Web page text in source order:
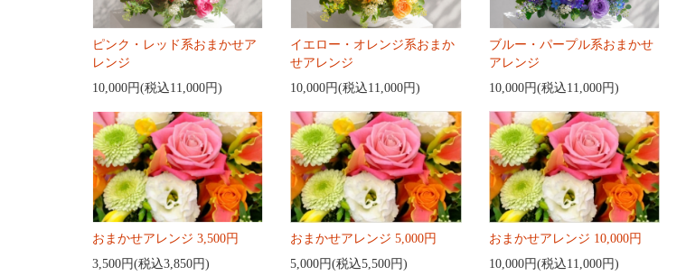
ピンク・レッド系おまかせア
レンジ
10,000円(税込11,000円)
イエロー・オレンジ系おまか
せアレンジ
10,000円(税込11,000円)
ブルー・パープル系おまかせ
アレンジ
10,000円(税込11,000円)
おまかせアレンジ 3,500円
3,500円(税込3,850円)
おまかせアレンジ 5,000円
5,000円(税込5,500円)
おまかせアレンジ 10,000円
10,000円(税込11,000円)